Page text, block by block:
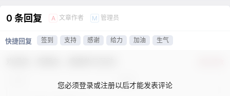
0 条回复 A 文章作者 M 管理员
快捷回复 签到 支持 感谢 给力 加油 生气
您必须登录或注册以后才能发表评论